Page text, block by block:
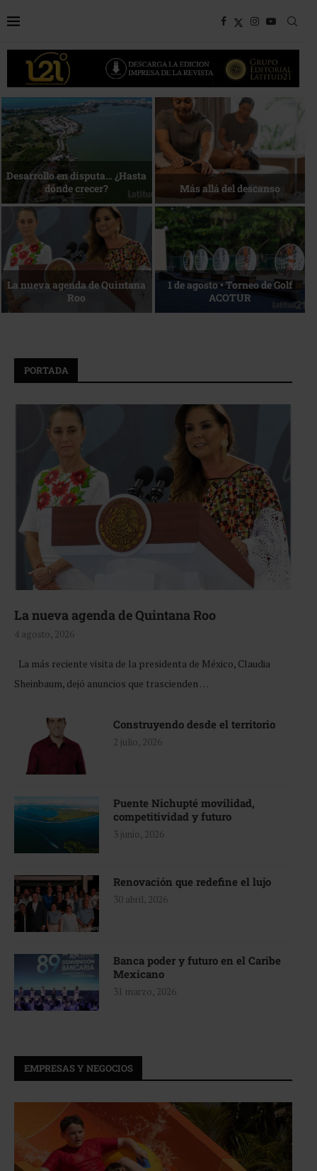
Bottega, un viaje servido a la
mesa
Energía que Impulsa la
competitividad
Reconocimiento de viajeros La esencia del servicio
PORTADA
La nueva agenda de Quintana Roo
4 agosto, 2026
La más reciente visita de la presidenta de México, Claudia
Sheinbaum, dejó anuncios que trascienden …
Construyendo desde el territorio
2 julio, 2026
Puente Nichupté movilidad,
competitividad y futuro
3 junio, 2026
Renovación que redefine el lujo
30 abril, 2026
Banca poder y futuro en el Caribe
Mexicano
31 marzo, 2026
EMPRESAS Y NEGOCIOS